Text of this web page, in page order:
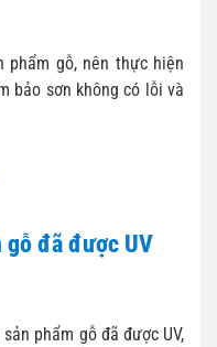
phẩm gỗ, nên thực hiện
bảo sơn không có lỗi và
gỗ đã được UV
phẩm gỗ đã được UV,